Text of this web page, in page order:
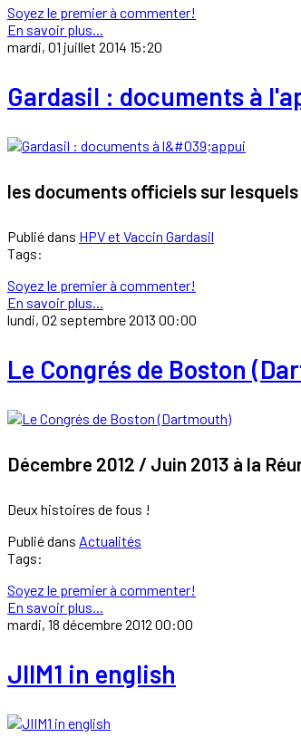
Soyez le premier à commenter!
En savoir plus...
mardi, 01 juillet 2014 15:20
Gardasil : documents à
les documents officiels sur
Publié dans HPV et Vaccin Gardasil
Tags:
Soyez le premier à commenter!
En savoir plus...
lundi, 02 septembre 2013 00:00
Le Congrés de Boston
Décembre 2012 / Juin 2013 à la
Deux histoires de fous !
Publié dans Actualités
Tags:
Soyez le premier à commenter!
En savoir plus...
mardi, 18 décembre 2012 00:00
JIIM1 in english